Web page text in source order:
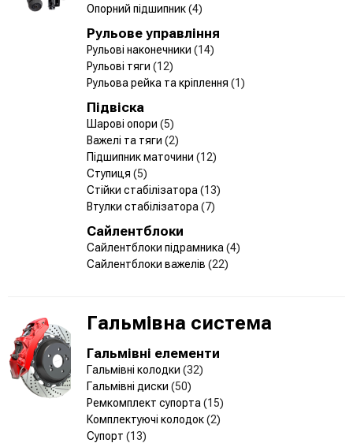
Опорний підшипник(4)
Рульове управління
Рульові наконечники (14)
Рульові тяги (12)
Рульова рейка та кріплення (1)
Підвіска
Шарові опори (5)
Важелі та тяги (2)
Підшипник маточини (12)
Ступиця (5)
Стійки стабілізатора (13)
Втулки стабілізатора (7)
Сайлентблоки
Сайлентблоки підрамника (4)
Сайлентблоки важелів (22)
Гальмівна система
Гальмівні елементи
Гальмівні колодки (32)
Гальмівні диски (50)
Ремкомплект супорта (15)
Комплектуючі колодок(2)
Супорт (13)